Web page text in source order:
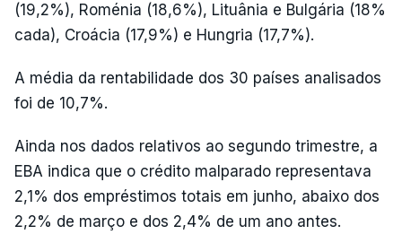
(19,2%), Roménia (18,6%), Lituânia e Bulgária (18%
cada), Croácia (17,9%) e Hungria (17,7%).
A média da rentabilidade dos 30 países analisados
foi de 10,7%.
Ainda nos dados relativos ao segundo trimestre, a
EBA indica que o crédito malparado representava
2,1% dos empréstimos totais em junho, abaixo dos
2,2% de março e dos 2,4% de um ano antes.